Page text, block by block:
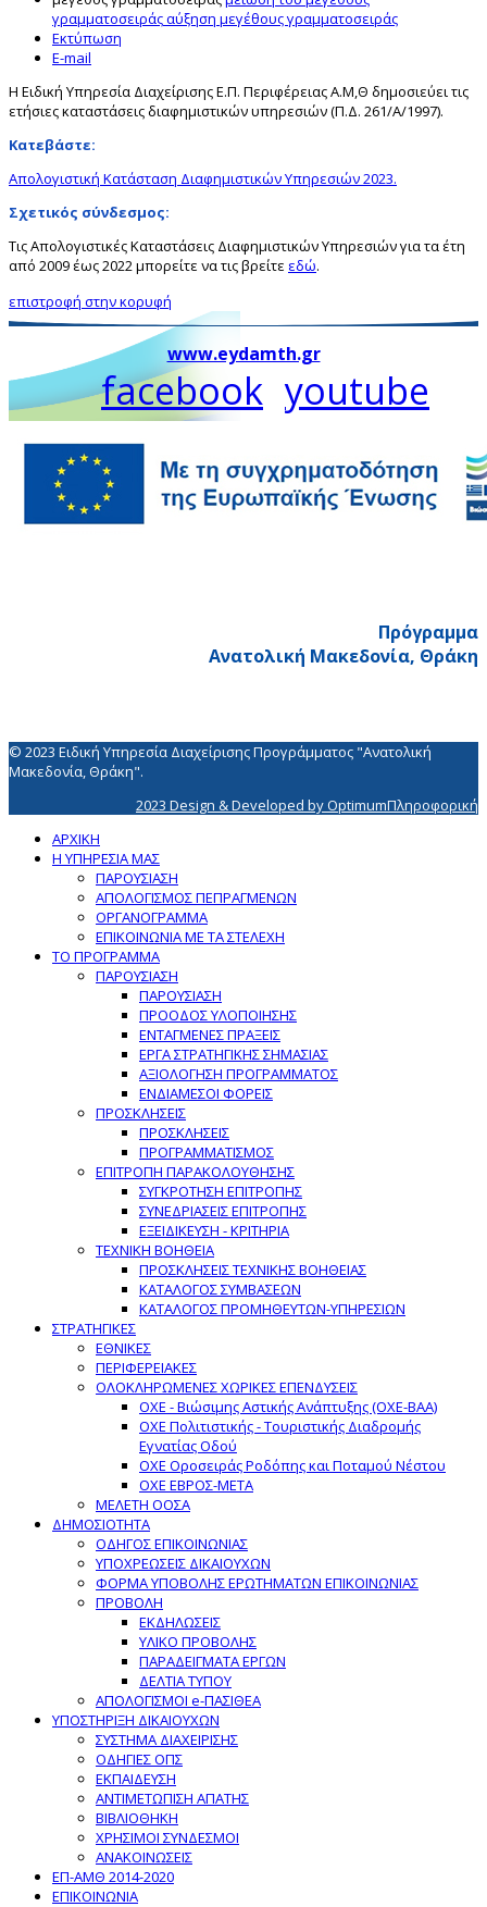
γραμματοσειράςαύξηση μεγέθους γραμματοσειράς
Εκτύπωση
E-mail
Η Ειδική Υπηρεσία Διαχείρισης Ε.Π. Περιφέρειας Α.Μ,Θ δημοσιεύει τις
ετήσιες καταστάσεις διαφημιστικών υπηρεσιών (Π.Δ. 261/Α/1997).
Κατεβάστε:
Απολογιστική Κατάσταση Διαφημιστικών Υπηρεσιών 2023.
Σχετικός σύνδεσμος:
Τις Απολογιστικές Καταστάσεις Διαφημιστικών Υπηρεσιών για τα έτη
από 2009 έως 2022 μπορείτε να τις βρείτε εδώ.
επιστροφή στην κορυφή
www.eydamth.gr
facebook youtube
Πρόγραμμα
Ανατολική Μακεδονία, Θράκη
© 2023 Ειδική Υπηρεσία Διαχείρισης Προγράμματος "Ανατολική
Μακεδονία, Θράκη".
2023 Design & Developed by OptimumΠληροφορική
ΑΡΧΙΚΗ
Η ΥΠΗΡΕΣΙΑ ΜΑΣ
ΠΑΡΟΥΣΙΑΣΗ
ΑΠΟΛΟΓΙΣΜΟΣ ΠΕΠΡΑΓΜΕΝΩΝ
ΟΡΓΑΝΟΓΡΑΜΜΑ
ΕΠΙΚΟΙΝΩΝΙΑ ΜΕ ΤΑ ΣΤΕΛΕΧΗ
ΤΟ ΠΡΟΓΡΑΜΜΑ
ΠΑΡΟΥΣΙΑΣΗ
ΠΑΡΟΥΣΙΑΣΗ
ΠΡΟΟΔΟΣ ΥΛΟΠΟΙΗΣΗΣ
ΕΝΤΑΓΜΕΝΕΣ ΠΡΑΞΕΙΣ
ΕΡΓΑ ΣΤΡΑΤΗΓΙΚΗΣ ΣΗΜΑΣΙΑΣ
ΑΞΙΟΛΟΓΗΣΗ ΠΡΟΓΡΑΜΜΑΤΟΣ
ΕΝΔΙΑΜΕΣΟΙ ΦΟΡΕΙΣ
ΠΡΟΣΚΛΗΣΕΙΣ
ΠΡΟΣΚΛΗΣΕΙΣ
ΠΡΟΓΡΑΜΜΑΤΙΣΜΟΣ
ΕΠΙΤΡΟΠΗ ΠΑΡΑΚΟΛΟΥΘΗΣΗΣ
ΣΥΓΚΡΟΤΗΣΗ ΕΠΙΤΡΟΠΗΣ
ΣΥΝΕΔΡΙΑΣΕΙΣ ΕΠΙΤΡΟΠΗΣ
ΕΞΕΙΔΙΚΕΥΣΗ - ΚΡΙΤΗΡΙΑ
ΤΕΧΝΙΚΗ ΒΟΗΘΕΙΑ
ΠΡΟΣΚΛΗΣΕΙΣ ΤΕΧΝΙΚΗΣ ΒΟΗΘΕΙΑΣ
ΚΑΤΑΛΟΓΟΣ ΣΥΜΒΑΣΕΩΝ
ΚΑΤΑΛΟΓΟΣ ΠΡΟΜΗΘΕΥΤΩΝ-ΥΠΗΡΕΣΙΩΝ
ΣΤΡΑΤΗΓΙΚΕΣ
ΕΘΝΙΚΕΣ
ΠΕΡΙΦΕΡΕΙΑΚΕΣ
ΟΛΟΚΛΗΡΩΜΕΝΕΣ ΧΩΡΙΚΕΣ ΕΠΕΝΔΥΣΕΙΣ
ΟΧΕ - Βιώσιμης Αστικής Ανάπτυξης (ΟΧΕ-ΒΑΑ)
ΟΧΕ Πολιτιστικής - Τουριστικής Διαδρομής
Εγνατίας Οδού
ΟΧΕ Οροσειράς Ροδόπης και Ποταμού Νέστου
ΟΧΕ ΕΒΡΟΣ-ΜΕΤΑ
ΜΕΛΕΤΗ ΟΟΣΑ
ΔΗΜΟΣΙΟΤΗΤΑ
ΟΔΗΓΟΣ ΕΠΙΚΟΙΝΩΝΙΑΣ
ΥΠΟΧΡΕΩΣΕΙΣ ΔΙΚΑΙΟΥΧΩΝ
ΦΟΡΜΑ ΥΠΟΒΟΛΗΣ ΕΡΩΤΗΜΑΤΩΝ ΕΠΙΚΟΙΝΩΝΙΑΣ
ΠΡΟΒΟΛΗ
ΕΚΔΗΛΩΣΕΙΣ
ΥΛΙΚΟ ΠΡΟΒΟΛΗΣ
ΠΑΡΑΔΕΙΓΜΑΤΑ ΕΡΓΩΝ
ΔΕΛΤΙΑ ΤΥΠΟΥ
ΑΠΟΛΟΓΙΣΜΟΙ e-ΠΑΣΙΘΕΑ
ΥΠΟΣΤΗΡΙΞΗ ΔΙΚΑΙΟΥΧΩΝ
ΣΥΣΤΗΜΑ ΔΙΑΧΕΙΡΙΣΗΣ
ΟΔΗΓΙΕΣ ΟΠΣ
ΕΚΠΑΙΔΕΥΣΗ
ΑΝΤΙΜΕΤΩΠΙΣΗ ΑΠΑΤΗΣ
ΒΙΒΛΙΟΘΗΚΗ
ΧΡΗΣΙΜΟΙ ΣΥΝΔΕΣΜΟΙ
ΑΝΑΚΟΙΝΩΣΕΙΣ
ΕΠ-ΑΜΘ 2014-2020
ΕΠΙΚΟΙΝΩΝΙΑ